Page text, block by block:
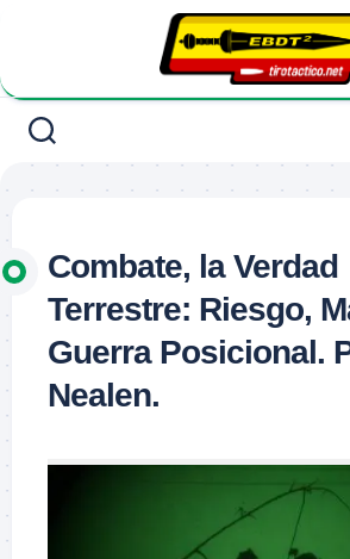
Combate, la Verdad
Terrestre: Riesgo,
Guerra Posicional.
Nealen.